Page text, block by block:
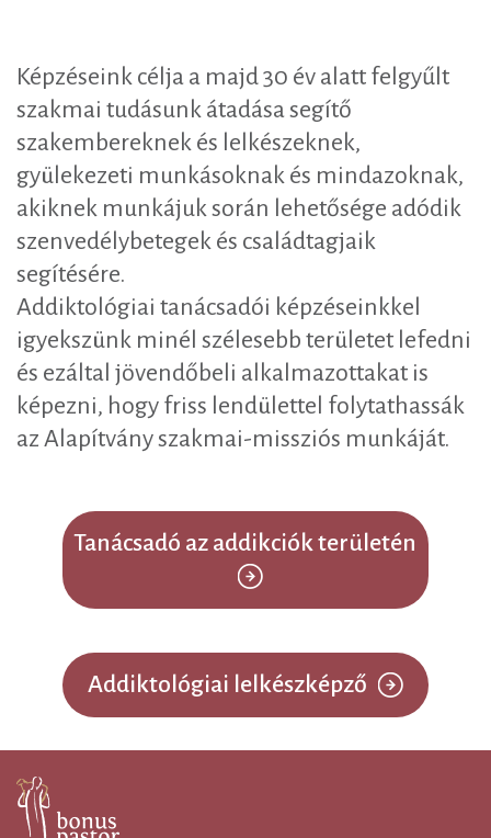
Képzéseink célja a majd 30 év alatt felgyűlt
szakmai tudásunk átadása segítő
szakembereknek és lelkészeknek,
gyülekezeti munkásoknak és mindazoknak,
akiknek munkájuk során lehetősége adódik
szenvedélybetegek és családtagjaik
segítésére.
Addiktológiai tanácsadói képzéseinkkel
igyekszünk minél szélesebb területet lefedni
és ezáltal jövendőbeli alkalmazottakat is
képezni, hogy friss lendülettel folytathassák
az Alapítvány szakmai-missziós munkáját.
Tanácsadó az addikciók területén
Addiktológiai lelkészképző